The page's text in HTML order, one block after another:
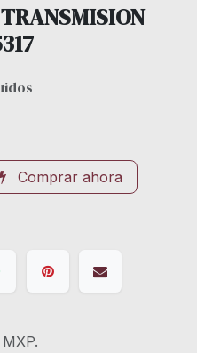
Comprar ahora